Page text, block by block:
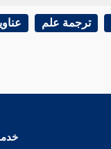
ترجمة علم